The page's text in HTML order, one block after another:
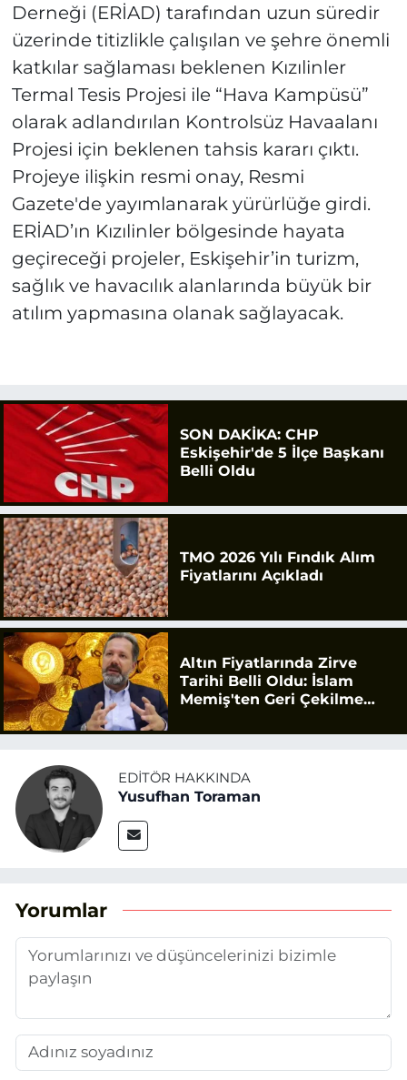
Derneği (ERİAD) tarafından uzun süredir
üzerinde titizlikle çalışılan ve şehre önemli
katkılar sağlaması beklenen Kızılinler
Termal Tesis Projesi ile “Hava Kampüsü”
olarak adlandırılan Kontrolsüz Havaalanı
Projesi için beklenen tahsis kararı çıktı.
Projeye ilişkin resmi onay, Resmi
Gazete'de yayımlanarak yürürlüğe girdi.
ERİAD’ın Kızılinler bölgesinde hayata
geçireceği projeler, Eskişehir’in turizm,
sağlık ve havacılık alanlarında büyük bir
atılım yapmasına olanak sağlayacak.
SON DAKİKA: CHP
Eskişehir'de 5 İlçe Başkanı
Belli Oldu
TMO 2026 Yılı Fındık Alım
Fiyatlarını Açıkladı
Altın Fiyatlarında Zirve
Tarihi Belli Oldu: İslam
Memiş'ten Geri Çekilme
EDITÖR HAKKINDA
Yusufhan Toraman
Yorumlar